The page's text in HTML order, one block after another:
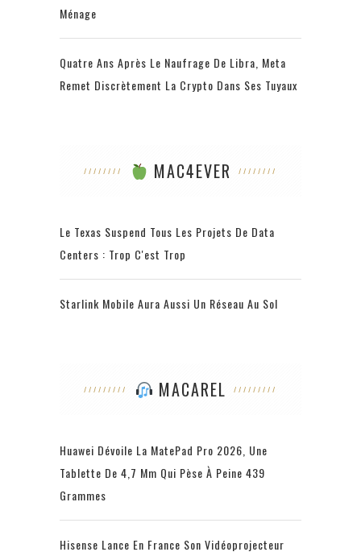
Ménage
Quatre Ans Après Le Naufrage De Libra, Meta
Remet Discrètement La Crypto Dans Ses Tuyaux
MAC4EVER
Le Texas Suspend Tous Les Projets De Data
Centers : Trop C'est Trop
Starlink Mobile Aura Aussi Un Réseau Au Sol
MACAREL
Huawei Dévoile La MatePad Pro 2026, Une
Tablette De 4,7 Mm Qui Pèse À Peine 439
Grammes
Hisense Lance En France Son Vidéoprojecteur